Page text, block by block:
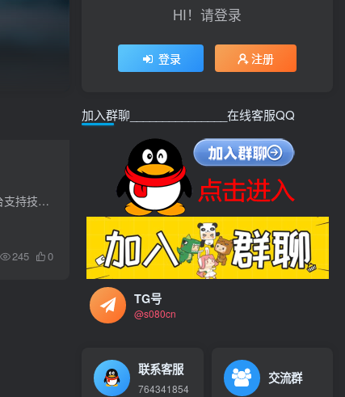
GitCode 外推发帖软件，依托 CSDN 与华为云联合打造的高权重开源平台，成为谷歌外推引流核心工具！平台支持技术博客、项目文档等多形式内容一键发布，内置 SEO 优化配置，助力内容快速被谷歌收...
245 0
HI！请登录
登录 注册
加入群聊_______________在线客服QQ
TG号
@s080cn
联系客服
764341854
交流群